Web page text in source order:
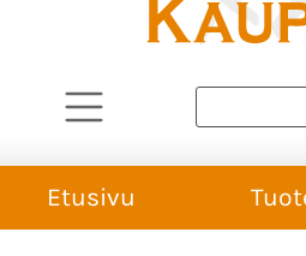
Etusivu